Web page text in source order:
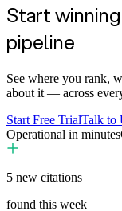
Start
pipeline
See where you rank,
about it — across
Start Free TrialTalk to
Operational in minutes
5 new citations
found this week